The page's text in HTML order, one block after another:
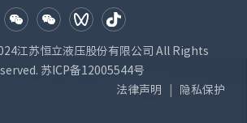
江苏恒立液压股份有限公司 All Rights
苏ICP备12005544号
法律声明
隐私保护